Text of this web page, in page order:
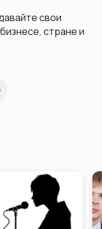
свои
стране и